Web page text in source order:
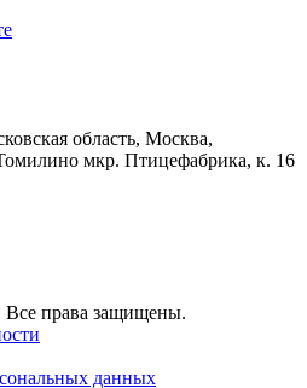
область, Москва,
мкр. Птицефабрика, к. 16
Все права защищены.
данных